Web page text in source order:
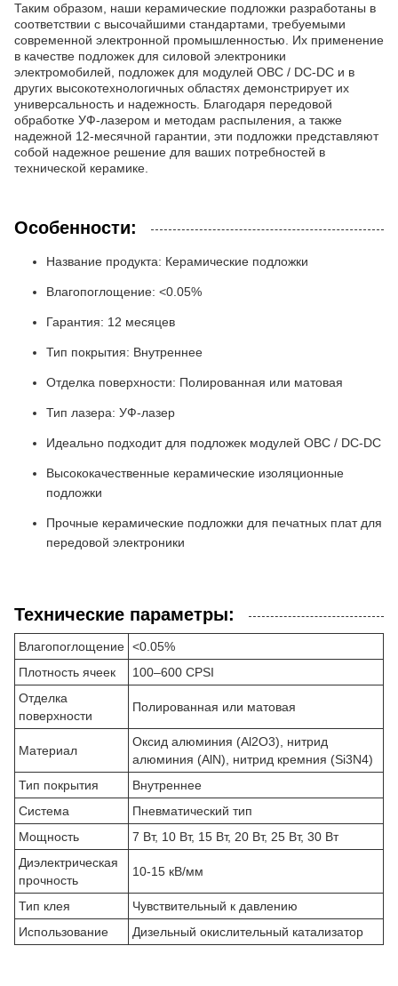
Таким образом, наши керамические подложки разработаны в
соответствии с высочайшими стандартами, требуемыми
современной электронной промышленностью. Их применение
в качестве подложек для силовой электроники
электромобилей, подложек для модулей OBC / DC-DC и в
других высокотехнологичных областях демонстрирует их
универсальность и надежность. Благодаря передовой
обработке УФ-лазером и методам распыления, а также
надежной 12-месячной гарантии, эти подложки представляют
собой надежное решение для ваших потребностей в
технической керамике.
Особенности:
Название продукта: Керамические подложки
Влагопоглощение: <0.05%
Гарантия: 12 месяцев
Тип покрытия: Внутреннее
Отделка поверхности: Полированная или матовая
Тип лазера: УФ-лазер
Идеально подходит для подложек модулей OBC / DC-DC
Высококачественные керамические изоляционные
подложки
Прочные керамические подложки для печатных плат для
передовой электроники
Технические параметры:
Влагопоглощение <0.05%
Плотность ячеек
100–600 CPSI
Отделка
поверхности
Полированная или матовая
Материал
Оксид алюминия (Al2O3), нитрид
алюминия (AlN), нитрид кремния (Si3N4)
Тип покрытия
Внутреннее
Система
Пневматический тип
Мощность
7 Вт, 10 Вт, 15 Вт, 20 Вт, 25 Вт, 30 Вт
Диэлектрическая
прочность
10-15 кВ/мм
Тип клея
Чувствительный к давлению
Использование
Дизельный окислительный катализатор